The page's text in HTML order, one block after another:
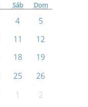
Sáb Dom
4
5
11
12
18
19
25
26
1 2